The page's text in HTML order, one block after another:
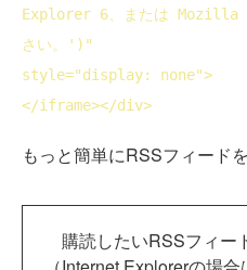
Explorer 6、または Mozilla
さい。')"
style="display: none">
</iframe></div>
もっと簡単にRSSフィード
購読したいRSSフィー